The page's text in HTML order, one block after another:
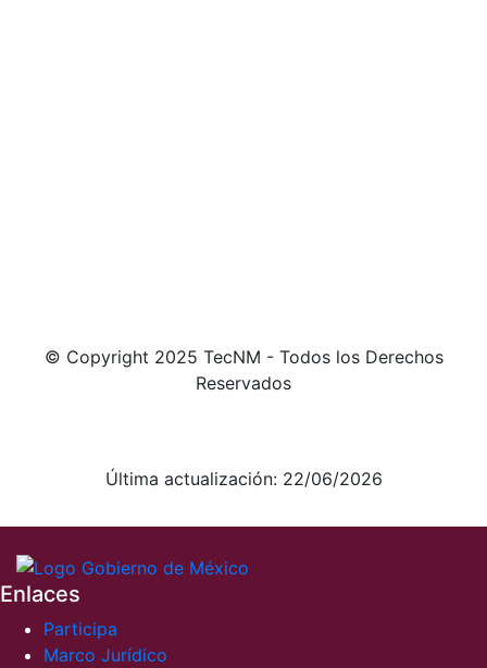
© Copyright 2025 TecNM - Todos los Derechos
Reservados
Última actualización: 22/06/2026
Enlaces
Participa
Marco Jurídico